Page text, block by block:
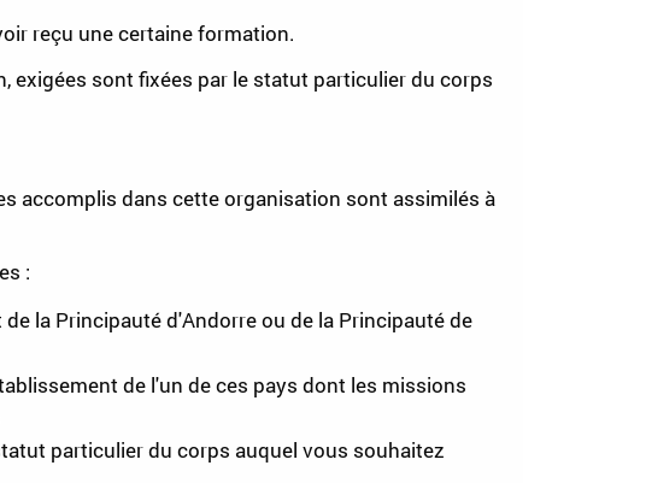
reçu une certaine formation.
exigées sont fixées par le statut particulier du corps
accomplis dans cette organisation sont assimilés à
:
la Principauté d'Andorre ou de la Principauté de
de l'un de ces pays dont les missions
particulier du corps auquel vous souhaitez